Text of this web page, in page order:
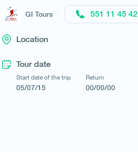
Request a tour
GI Tours 551 11 45 42
Location
Tour date
Start date of the trip
05/07/15
Return
00/00/00